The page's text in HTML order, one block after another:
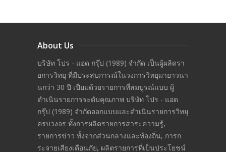
About Us
บริษัท โปร - แอด กรุ๊ป (1989) จำกัด เป็นผู้ผลิดรา
ยการวิทยุ ที่มีประสบการณ์ในวงการวิทยุมายาวนา
นกว่า 30 ปี เปี่ยมด้วยรายการที่สมบูรณ์แบบ ผู้
ดำเนินรายการระดับคุณภาพ บริษัท โปร - แอด
กรุ๊ป (1989) จำกัดออกแบบและดำเนินรายการวิทยุ
ครบวงจร ทั้งการผลิตรายการสาระความรู้,
รายการข่าว ทั้งจากส่วนกลางและท้องถิ่น, การก
ระจายเสียงเตือนภัย, ผลิตรายการที่เป็นประโยชน์